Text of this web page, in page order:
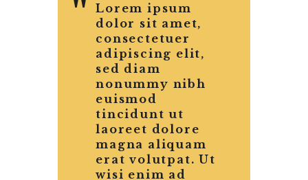
Lorem ipsum
dolor sit amet,
consectetuer
adipiscing elit,
sed diam
nonummy nibh
euismod
tincidunt ut
laoreet dolore
magna aliquam
erat volutpat. Ut
wisi enim ad